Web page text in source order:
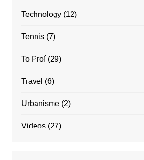
Technology(12)
Tennis(7)
To Proí(29)
Travel (6)
Urbanisme(2)
Videos(27)